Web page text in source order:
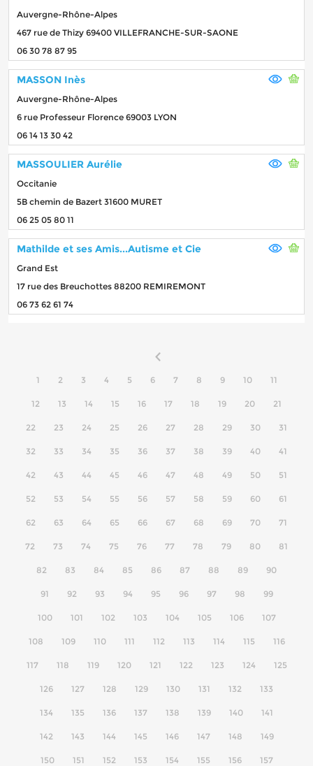
Auvergne-Rhône-Alpes
467 rue de Thizy 69400 VILLEFRANCHE-SUR-SAONE
06 30 78 87 95
MASSON Inès
Auvergne-Rhône-Alpes
6 rue Professeur Florence 69003 LYON
06 14 13 30 42
MASSOULIER Aurélie
Occitanie
5B chemin de Bazert 31600 MURET
06 25 05 80 11
Mathilde et ses Amis...Autisme et Cie
Grand Est
17 rue des Breuchottes 88200 REMIREMONT
06 73 62 61 74
1 2 3 4 5 6 7 8 9 10 11
12 13 14 15 16 17 18 19 20 21
22 23 24 25 26 27 28 29 30 31
32 33 34 35 36 37 38 39 40 41
42 43 44 45 46 47 48 49 50 51
52 53 54 55 56 57 58 59 60 61
62 63 64 65 66 67 68 69 70 71
72 73 74 75 76 77 78 79 80 81
82 83 84 85 86 87 88 89 90
91 92 93 94 95 96 97 98 99
100 101 102 103 104 105 106 107
108 109 110 111 112 113 114 115 116
117 118 119 120 121 122 123 124 125
126 127 128 129 130 131 132 133
134 135 136 137 138 139 140 141
142 143 144 145 146 147 148 149
150 151 152 153 154 155 156 157